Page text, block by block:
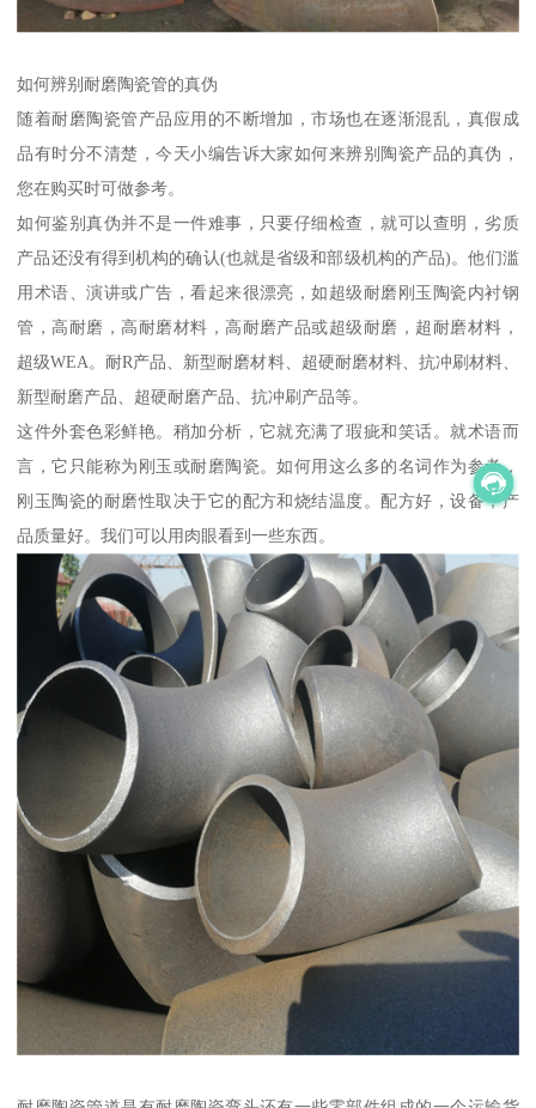
如何辨别耐磨陶瓷管的真伪
随着耐磨陶瓷管产品应用的不断增加，市场也在逐渐混乱，真假成
品有时分不清楚，今天小编告诉大家如何来辨别陶瓷产品的真伪，
您在购买时可做参考。
如何鉴别真伪并不是一件难事，只要仔细检查，就可以查明，劣质
产品还没有得到机构的确认(也就是省级和部级机构的产品)。他们滥
用术语、演讲或广告，看起来很漂亮，如超级耐磨刚玉陶瓷内衬钢
管，高耐磨，高耐磨材料，高耐磨产品或超级耐磨，超耐磨材料，
超级WEA。耐R产品、新型耐磨材料、超硬耐磨材料、抗冲刷材料、
新型耐磨产品、超硬耐磨产品、抗冲刷产品等。
这件外套色彩鲜艳。稍加分析，它就充满了瑕疵和笑话。就术语而
言，它只能称为刚玉或耐磨陶瓷。如何用这么多的名词作为参考，
刚玉陶瓷的耐磨性取决于它的配方和烧结温度。配方好，设备，产
品质量好。我们可以用肉眼看到一些东西。